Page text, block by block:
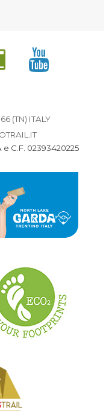
(TN) ITALY
e C.F. 02393420225